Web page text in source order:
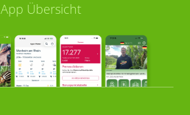
App Übersicht